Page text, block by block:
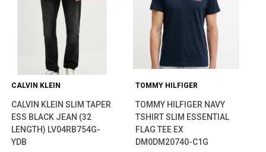
CALVIN KLEIN
CALVIN KLEIN SLIM TAPER
ESS BLACK JEAN (32
LENGTH) LV04RB754G-
YDB
TOMMY HILFIGER
TOMMY HILFIGER NAVY
TSHIRT SLIM ESSENTIAL
FLAG TEE EX
DM0DM20740-C1G